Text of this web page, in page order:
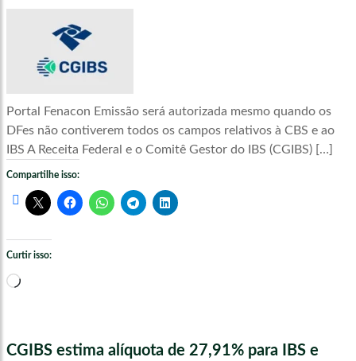
Portal Fenacon Emissão será autorizada mesmo quando os
DFes não contiverem todos os campos relativos à CBS e ao
IBS A Receita Federal e o Comitê Gestor do IBS (CGIBS) […]
Compartilhe isso:
Curtir isso:
Carregando...
CGIBS estima alíquota de 27,91% para IBS e